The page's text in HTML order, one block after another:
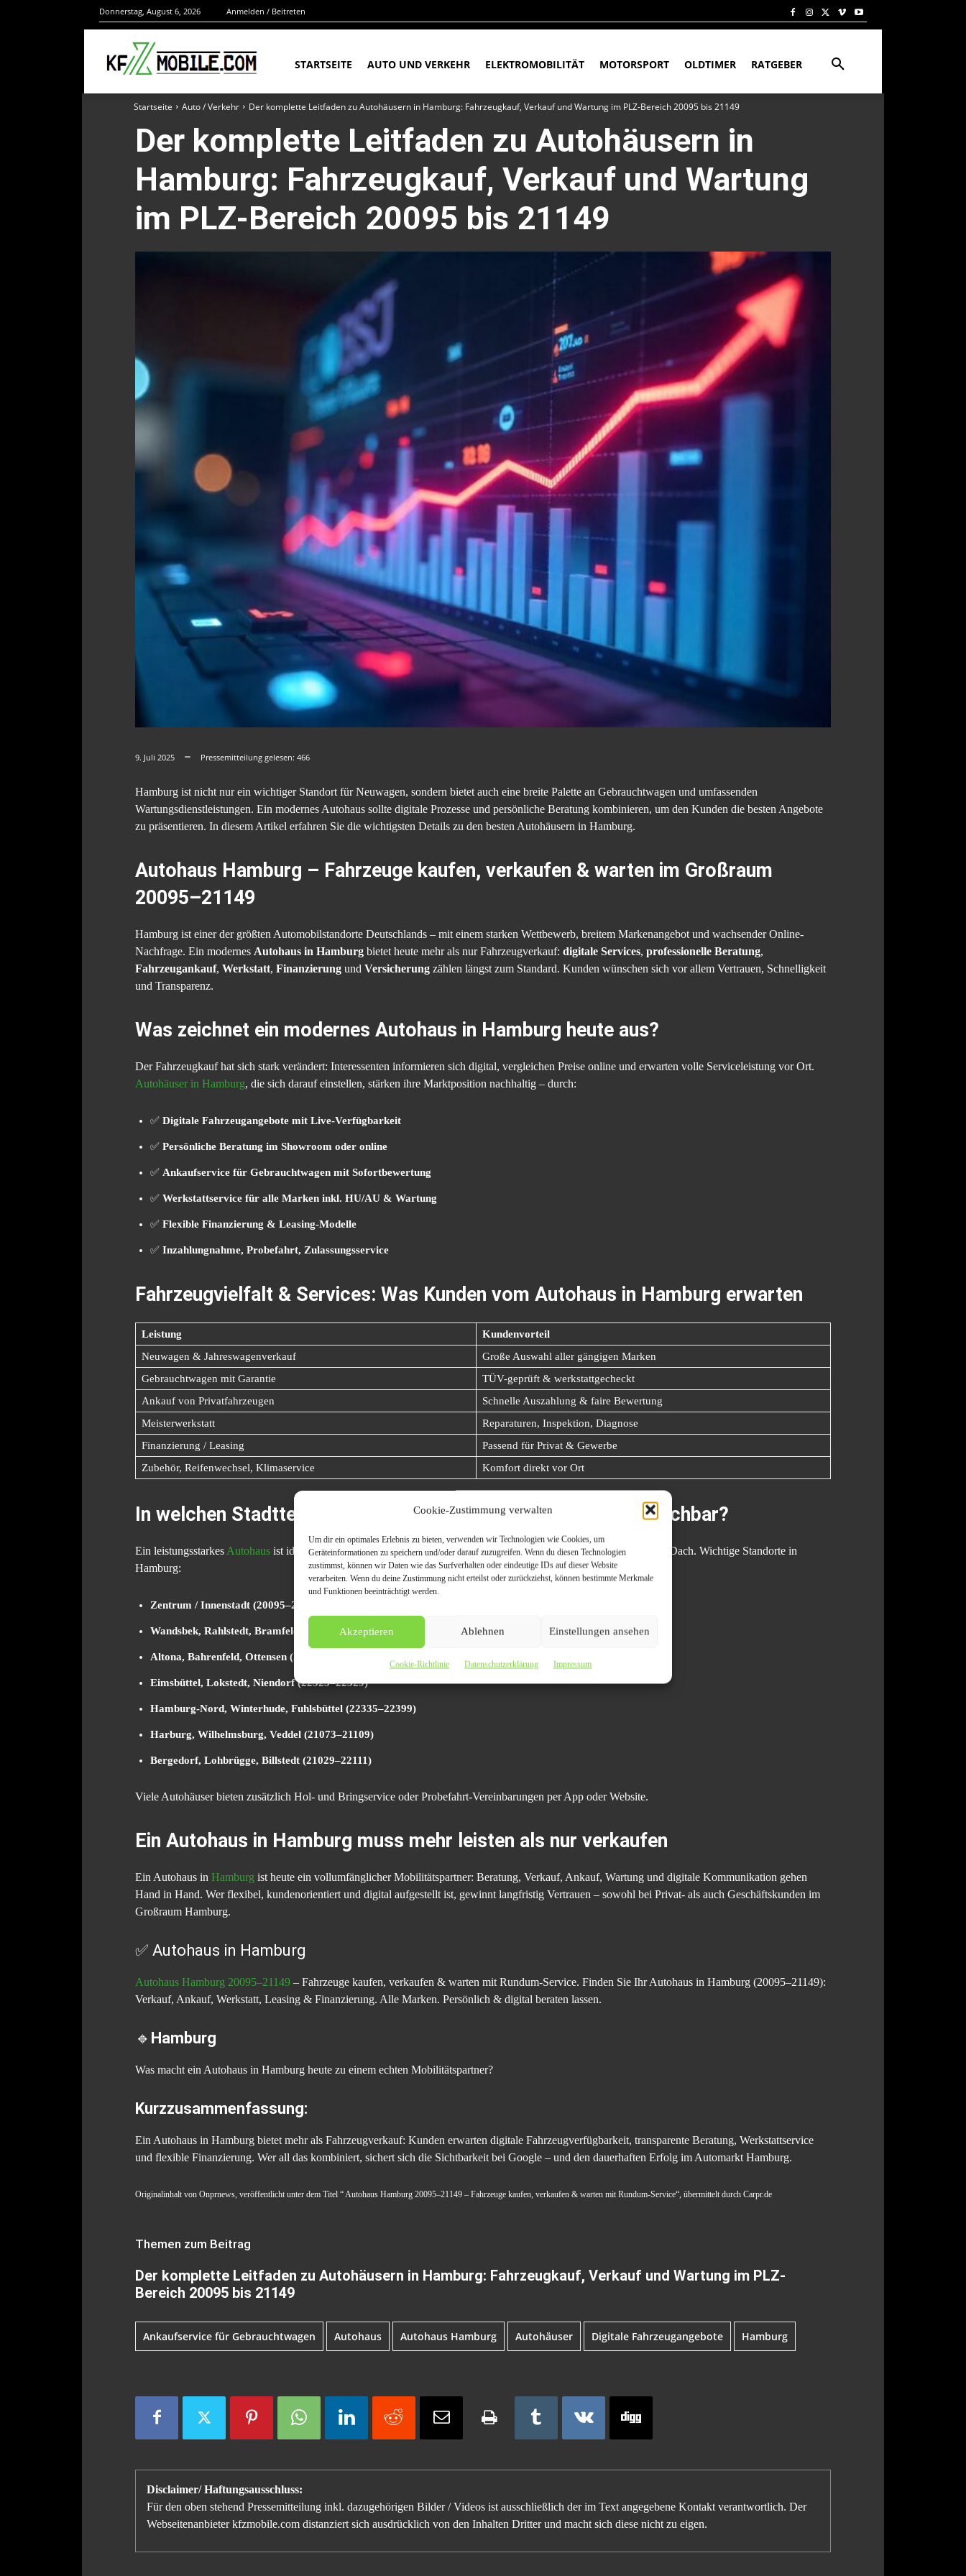
Cookie-Zustimmung verwalten
Um dir ein optimales Erlebnis zu bieten, verwenden wir Technologien wie Cookies, um
Geräteinformationen zu speichern und/oder darauf zuzugreifen. Wenn du diesen Technologien
zustimmst, können wir Daten wie das Surfverhalten oder eindeutige IDs auf dieser Website
verarbeiten. Wenn du deine Zustimmung nicht erteilst oder zurückziehst, können bestimmte Merkmale
und Funktionen beeinträchtigt werden.
Akzeptieren Ablehnen Einstellungen ansehen
Cookie-Richtlinie Datenschutzerklärung Impressum
Donnerstag, August 6, 2026 Anmelden / Beitreten
STARTSEITE AUTO UND VERKEHR ELEKTROMOBILITÄT MOTORSPORT OLDTIMER RATGEBER
Startseite Auto / Verkehr Der komplette Leitfaden zu Autohäusern in Hamburg: Fahrzeugkauf, Verkauf und Wartung im PLZ-Bereich 20095 bis 21149
Der komplette Leitfaden zu Autohäusern in
Hamburg: Fahrzeugkauf, Verkauf und Wartung
im PLZ-Bereich 20095 bis 21149
9. Juli 2025 Pressemitteilung gelesen: 466
Hamburg ist nicht nur ein wichtiger Standort für Neuwagen, sondern bietet auch eine breite Palette an Gebrauchtwagen und umfassenden
Wartungsdienstleistungen. Ein modernes Autohaus sollte digitale Prozesse und persönliche Beratung kombinieren, um den Kunden die besten Angebote
zu präsentieren. In diesem Artikel erfahren Sie die wichtigsten Details zu den besten Autohäusern in Hamburg.
Autohaus Hamburg – Fahrzeuge kaufen, verkaufen & warten im Großraum
20095–21149
Hamburg ist einer der größten Automobilstandorte Deutschlands – mit einem starken Wettbewerb, breitem Markenangebot und wachsender Online-
Nachfrage. Ein modernes Autohaus in Hamburg bietet heute mehr als nur Fahrzeugverkauf: digitale Services, professionelle Beratung,
Fahrzeugankauf, Werkstatt, Finanzierung und Versicherung zählen längst zum Standard. Kunden wünschen sich vor allem Vertrauen, Schnelligkeit
und Transparenz.
Was zeichnet ein modernes Autohaus in Hamburg heute aus?
Der Fahrzeugkauf hat sich stark verändert: Interessenten informieren sich digital, vergleichen Preise online und erwarten volle Serviceleistung vor Ort.
Autohäuser in Hamburg, die sich darauf einstellen, stärken ihre Marktposition nachhaltig – durch:
✅ Digitale Fahrzeugangebote mit Live-Verfügbarkeit
✅ Persönliche Beratung im Showroom oder online
✅ Ankaufservice für Gebrauchtwagen mit Sofortbewertung
✅ Werkstattservice für alle Marken inkl. HU/AU & Wartung
✅ Flexible Finanzierung & Leasing-Modelle
✅ Inzahlungnahme, Probefahrt, Zulassungsservice
Fahrzeugvielfalt & Services: Was Kunden vom Autohaus in Hamburg erwarten
Leistung
Kundenvorteil
Neuwagen & Jahreswagenverkauf
Große Auswahl aller gängigen Marken
Gebrauchtwagen mit Garantie
TÜV-geprüft & werkstattgecheckt
Ankauf von Privatfahrzeugen
Schnelle Auszahlung & faire Bewertung
Meisterwerkstatt
Reparaturen, Inspektion, Diagnose
Finanzierung / Leasing
Passend für Privat & Gewerbe
Zubehör, Reifenwechsel, Klimaservice
Komfort direkt vor Ort
In welchen Stadtteilen ist ein gutes Autohaus in Hamburg erreichbar?
Ein leistungsstarkes Autohaus ist idealerweisestadtnah , verkehrsgünstig gelegen und bietet alle Services unter einem Dach. Wichtige Standorte in
Hamburg:
Zentrum / Innenstadt (20095–20099)
Wandsbek, Rahlstedt, Bramfeld (22041–22179)
Altona, Bahrenfeld, Ottensen (22761–22769)
Eimsbüttel, Lokstedt, Niendorf (22523–22529)
Hamburg-Nord, Winterhude, Fuhlsbüttel (22335–22399)
Harburg, Wilhelmsburg, Veddel (21073–21109)
Bergedorf, Lohbrügge, Billstedt (21029–22111)
Viele Autohäuser bieten zusätzlich Hol- und Bringservice oder Probefahrt-Vereinbarungen per App oder Website.
Ein Autohaus in Hamburg muss mehr leisten als nur verkaufen
Ein Autohaus in Hamburg ist heute ein vollumfänglicher Mobilitätspartner: Beratung, Verkauf, Ankauf, Wartung und digitale Kommunikation gehen
Hand in Hand. Wer flexibel, kundenorientiert und digital aufgestellt ist, gewinnt langfristig Vertrauen – sowohl bei Privat- als auch Geschäftskunden im
Großraum Hamburg.
✅ Autohaus in Hamburg
Autohaus Hamburg 20095–21149 – Fahrzeuge kaufen, verkaufen & warten mit Rundum-Service. Finden Sie Ihr Autohaus in Hamburg (20095–21149):
Verkauf, Ankauf, Werkstatt, Leasing & Finanzierung. Alle Marken. Persönlich & digital beraten lassen.
🔹 Hamburg
Was macht ein Autohaus in Hamburg heute zu einem echten Mobilitätspartner?
Kurzzusammenfassung:
Ein Autohaus in Hamburg bietet mehr als Fahrzeugverkauf: Kunden erwarten digitale Fahrzeugverfügbarkeit, transparente Beratung, Werkstattservice
und flexible Finanzierung. Wer all das kombiniert, sichert sich die Sichtbarkeit bei Google – und den dauerhaften Erfolg im Automarkt Hamburg.
Originalinhalt von Onprnews, veröffentlicht unter dem Titel “ Autohaus Hamburg 20095–21149 – Fahrzeuge kaufen, verkaufen & warten mit Rundum-Service“, übermittelt durch Carpr.de
Themen zum Beitrag
Der komplette Leitfaden zu Autohäusern in Hamburg: Fahrzeugkauf, Verkauf und Wartung im PLZ-
Bereich 20095 bis 21149
Ankaufservice für Gebrauchtwagen Autohaus Autohaus Hamburg Autohäuser Digitale Fahrzeugangebote Hamburg
Disclaimer/ Haftungsausschluss:
Für den oben stehend Pressemitteilung inkl. dazugehörigen Bilder / Videos ist ausschließlich der im Text angegebene Kontakt verantwortlich. Der
Webseitenanbieter kfzmobile.com distanziert sich ausdrücklich von den Inhalten Dritter und macht sich diese nicht zu eigen.